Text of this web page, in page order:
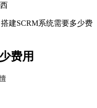
搭建SCRM系统需要多少费
费用